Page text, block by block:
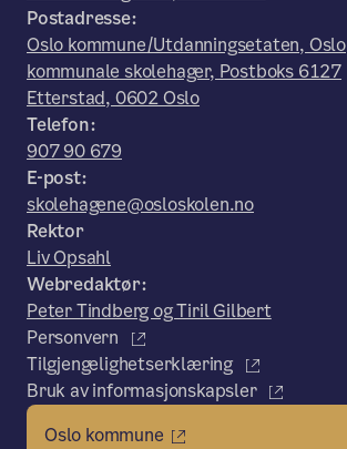
Postadresse:
Oslo kommune/Utdanningsetaten, Oslo
kommunale skolehager, Postboks 6127
Etterstad, 0602 Oslo
Telefon:
907 90 679
E-post:
skolehagene@osloskolen.no
Rektor
Liv Opsahl
Webredaktør:
Peter Tindberg og Tiril Gilbert
Personvern
Tilgjengelighetserklæring
Bruk av informasjonskapsler
Oslo kommune